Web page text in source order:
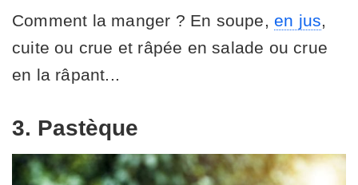
Comment la manger ? En soupe, en jus,
cuite ou crue et râpée en salade ou crue
en la râpant...
3. Pastèque